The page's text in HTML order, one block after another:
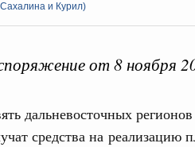
Сахалина и Курил)
от 8 ноября
дальневосточных регионов
средства на реализацию
9 августа, воскресенье